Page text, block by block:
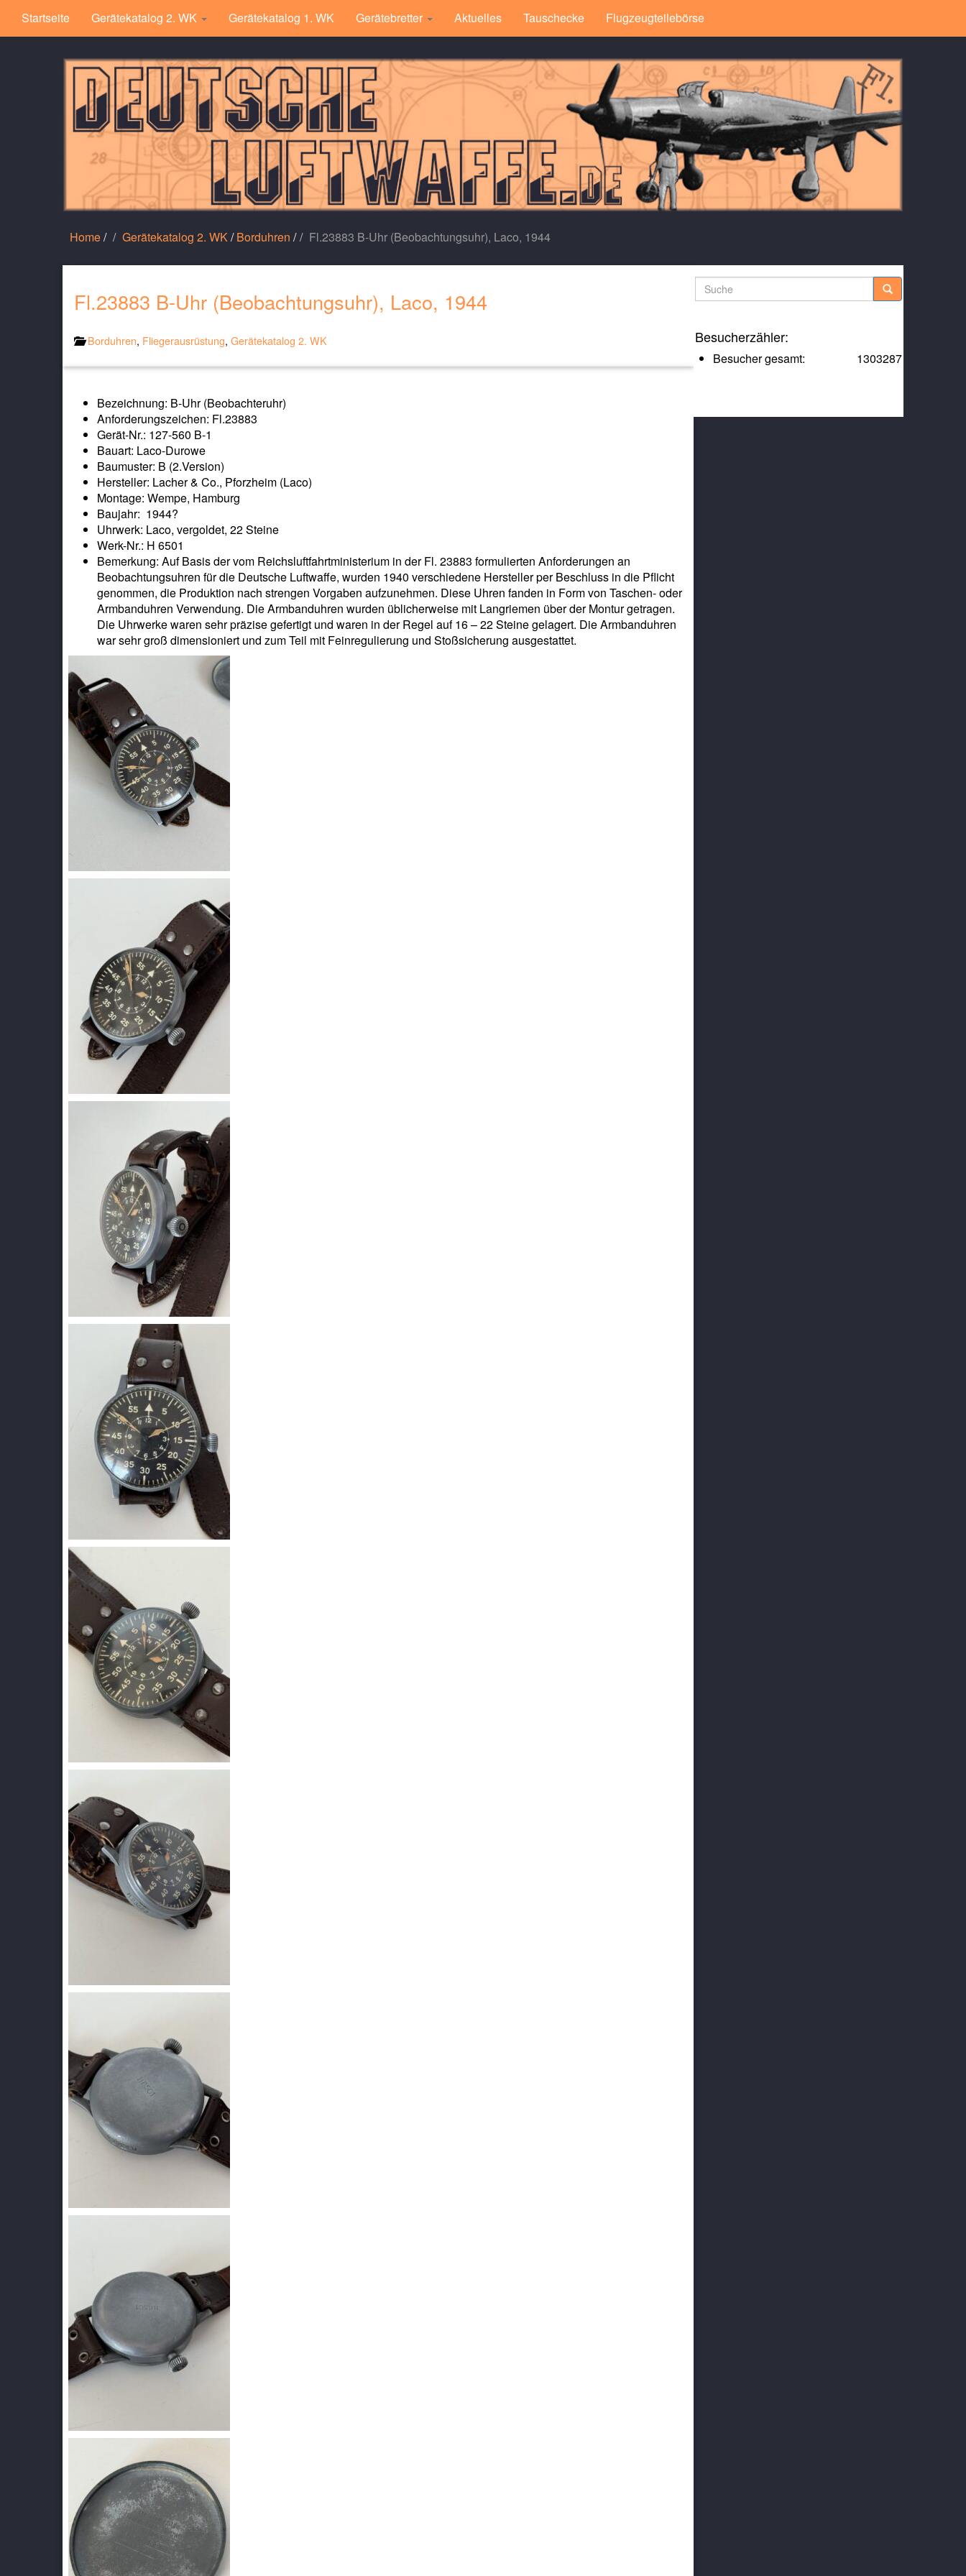
Startseite Gerätekatalog 2. WK Gerätekatalog 1. WK Gerätebretter Aktuelles Tauschecke Flugzeugteilebörse
Home/ Gerätekatalog 2. WK /Borduhren / Fl.23883 B-Uhr (Beobachtungsuhr), Laco, 1944
Fl.23883 B-Uhr (Beobachtungsuhr), Laco, 1944
Borduhren, Fliegerausrüstung, Gerätekatalog 2. WK
Bezeichnung: B-Uhr (Beobachteruhr)
Anforderungszeichen: Fl.23883
Gerät-Nr.: 127-560 B-1
Bauart: Laco-Durowe
Baumuster: B (2.Version)
Hersteller: Lacher & Co., Pforzheim (Laco)
Montage: Wempe, Hamburg
Baujahr: 1944?
Uhrwerk: Laco, vergoldet, 22 Steine
Werk-Nr.: H 6501
Bemerkung: Auf Basis der vom Reichsluftfahrtministerium in der Fl. 23883 formulierten Anforderungen an
Beobachtungsuhren für die Deutsche Luftwaffe, wurden 1940 verschiedene Hersteller per Beschluss in die Pflicht
genommen, die Produktion nach strengen Vorgaben aufzunehmen. Diese Uhren fanden in Form von Taschen- oder
Armbanduhren Verwendung. Die Armbanduhren wurden üblicherweise mit Langriemen über der Montur getragen.
Die Uhrwerke waren sehr präzise gefertigt und waren in der Regel auf 16 – 22 Steine gelagert. Die Armbanduhren
war sehr groß dimensioniert und zum Teil mit Feinregulierung und Stoßsicherung ausgestattet.
Suche
Besucherzähler:
1303287
Besucher gesamt: